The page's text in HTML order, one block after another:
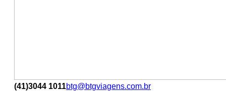
(41)3044 1011btg@btgviagens.com.br